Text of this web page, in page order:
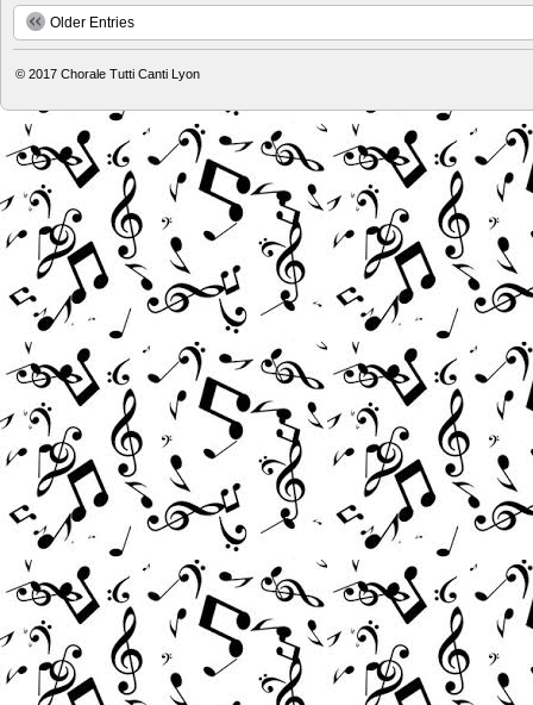
Older Entries
© 2017 Chorale Tutti Canti Lyon